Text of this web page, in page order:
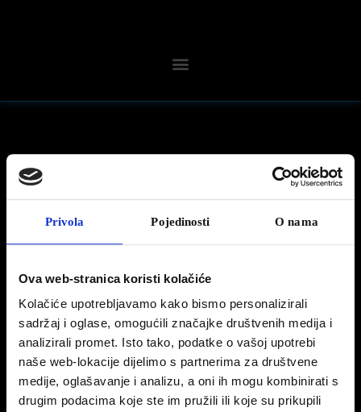
Privola Pojedinosti O nama
Ova web-stranica koristi kolačiće
Kolačiće upotrebljavamo kako bismo personalizirali
sadržaj i oglase, omogućili značajke društvenih medija i
analizirali promet. Isto tako, podatke o vašoj upotrebi
naše web-lokacije dijelimo s partnerima za društvene
medije, oglašavanje i analizu, a oni ih mogu kombinirati s
drugim podacima koje ste im pružili ili koje su prikupili
10 svibnja, 2022
FullElectric #Peugeot208 svojim će vam
dometom omogućiti da ulovite brojne
zalaske sunca
Više na linku: https://bit.ly/3yuo7ip
PRIJAŠNJA OBJAVA
SLIJEDEĆA OBJAVA